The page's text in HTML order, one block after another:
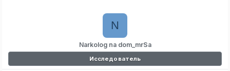
Narkolog na dom_mrSa
N
Исследователь